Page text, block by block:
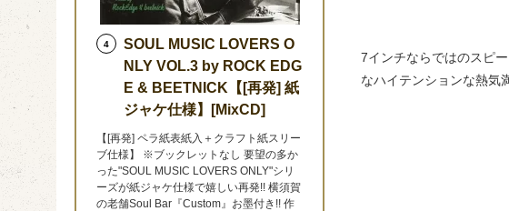
7インチならではのスピ
なハイテンションな熱気
4
SOUL MUSIC LOVERS O
NLY VOL.3 by ROCK EDG
E & BEETNICK【[再発] 紙
ジャケ仕様】[MixCD]
【[再発] ペラ紙表紙入＋クラフト紙スリー
ブ仕様】 ※ブックレットなし 要望の多か
った"SOUL MUSIC LOVERS ONLY"シリ
ーズが紙ジャケ仕様で嬉しい再発!! 横須賀
の老舗Soul Bar『Custom』お墨付き!! 作